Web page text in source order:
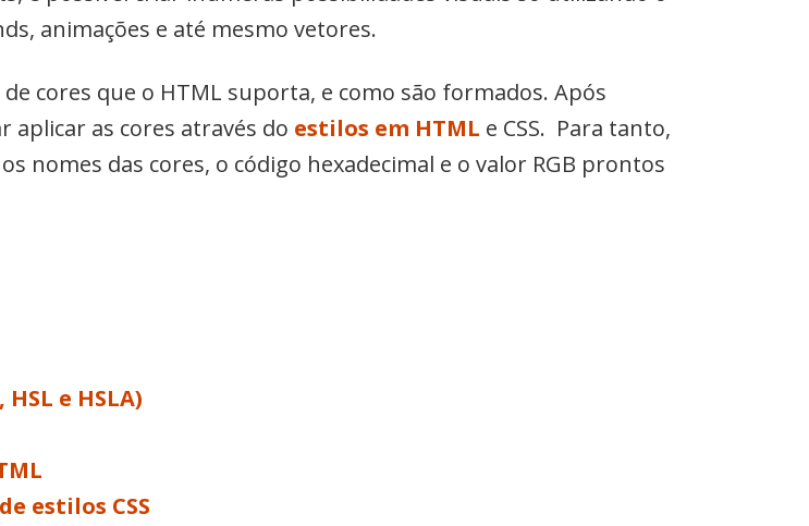
animações e até mesmo vetores.
cores que o HTML suporta, e como são formados. Após
aplicar as cores através do estilos em HTML e CSS. Para tanto,
nomes das cores, o código hexadecimal e o valor RGB prontos
e HSLA)
estilos CSS